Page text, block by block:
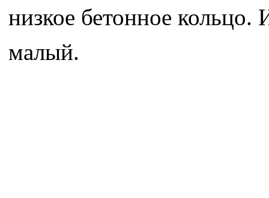
низкое бетонное кольцо.
малый.